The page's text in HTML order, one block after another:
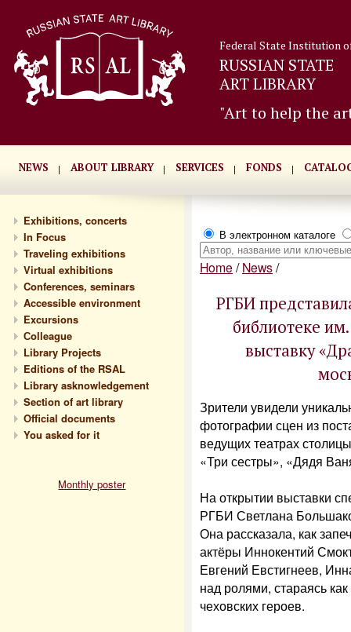
Federal State Institution
RUSSIAN STATE
ART LIBRARY
"Art to help the
NEWS ABOUT LIBRARY SERVICES FONDS
Exhibitions, concerts
In Focus
Traveling exhibitions
Virtual exhibitions
Conferences, seminars
Accessible environment
Excursions
Сolleague
Library Projects
Editions of the RSAL
Library asknowledgement
Section of art library
Official documents
You asked for it
Monthly poster
В электронном каталоге
Home/ News/
РГБИ
библиотеке
выставку
Зрители увидели
фотографии сцен из
ведущих театрах
«Три сестры», «Дядя
На открытии выставки
РГБИ Светлана
Она рассказала, как
актёры Иннокентий
Евгений Евстигнеев,
над ролями, стараясь
чеховских героев.